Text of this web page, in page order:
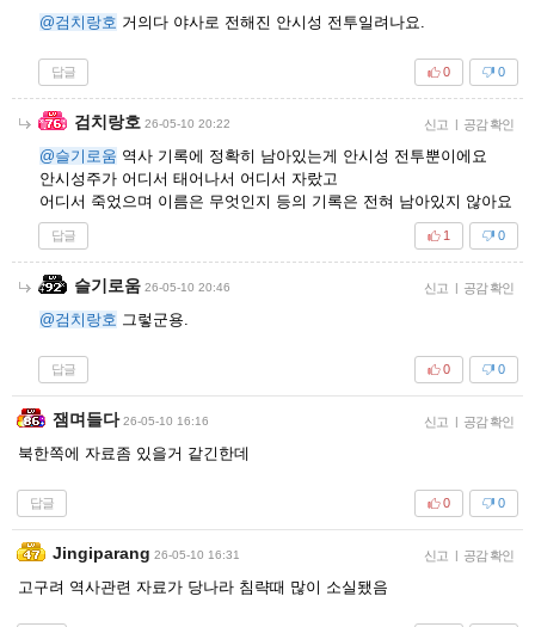
@검치랑호 거의다 야사로 전해진 안시성 전투일려나요.
답글 0
0
검치랑호 26-05-10 20:22 신고 | 공감 확인
@슬기로움 역사 기록에 정확히 남아있는게 안시성 전투뿐이에요
안시성주가 어디서 태어나서 어디서 자랐고
어디서 죽었으며 이름은 무엇인지 등의 기록은 전혀 남아있지 않아요
답글 0
1
슬기로움 26-05-10 20:46 신고 | 공감 확인
@검치랑호 그렇군용.
답글 0
0
잼며들다 26-05-10 16:16 신고 | 공감 확인
북한쪽에 자료좀 있을거 같긴한데
답글 0
0
Jingiparang 26-05-10 16:31 신고 | 공감 확인
고구려 역사관련 자료가 당나라 침략때 많이 소실됐음